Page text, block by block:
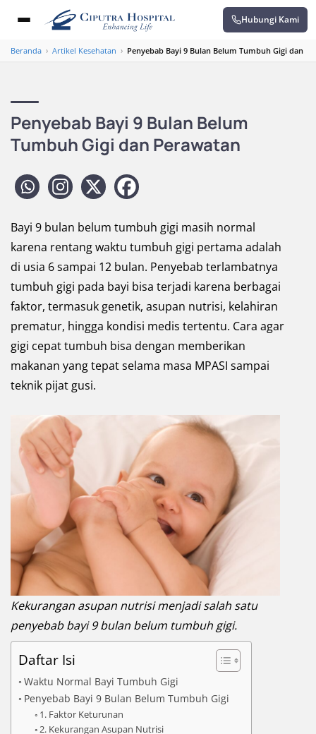
Hubungi Kami
Beranda › Artikel Kesehatan › Penyebab Bayi 9 Bulan Belum Tumbuh Gigi dan
Penyebab Bayi 9 Bulan Belum
Tumbuh Gigi dan Perawatan
Bayi 9 bulan belum tumbuh gigi masih normal
karena rentang waktu tumbuh gigi pertama adalah
di usia 6 sampai 12 bulan. Penyebab terlambatnya
tumbuh gigi pada bayi bisa terjadi karena berbagai
faktor, termasuk genetik, asupan nutrisi, kelahiran
prematur, hingga kondisi medis tertentu. Cara agar
gigi cepat tumbuh bisa dengan memberikan
makanan yang tepat selama masa MPASI sampai
teknik pijat gusi.
Kekurangan asupan nutrisi menjadi salah satu
penyebab bayi 9 bulan belum tumbuh gigi.
Daftar Isi
Waktu Normal Bayi Tumbuh Gigi
Penyebab Bayi 9 Bulan Belum Tumbuh Gigi
1. Faktor Keturunan
2. Kekurangan Asupan Nutrisi